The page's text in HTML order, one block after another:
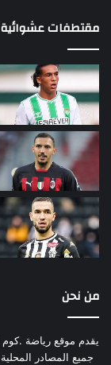
مقتطفات عشوائية
من نحن
يقدم موقع رياضة .كوم
جميع المصادر